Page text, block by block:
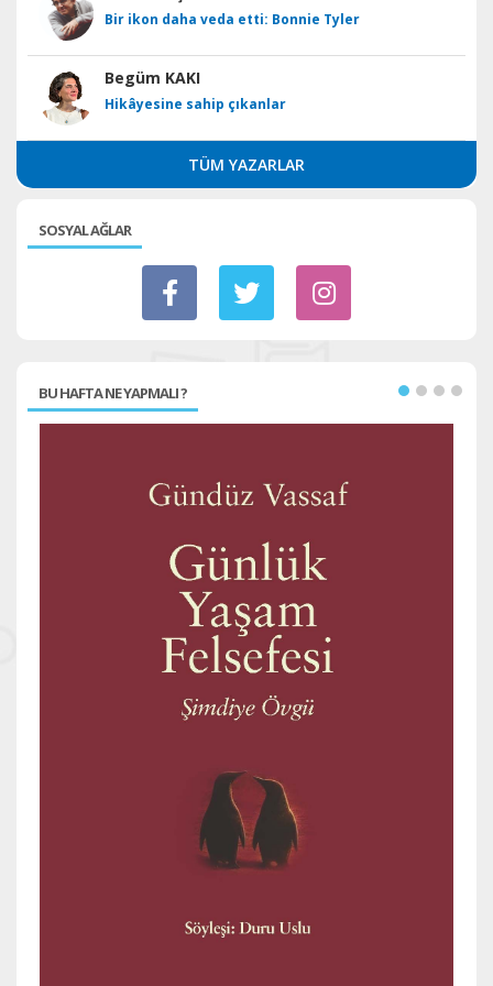
Bir ikon daha veda etti: Bonnie Tyler
Begüm KAKI
Hikâyesine sahip çıkanlar
TÜM YAZARLAR
SOSYAL AĞLAR
BU HAFTA NE YAPMALI ?